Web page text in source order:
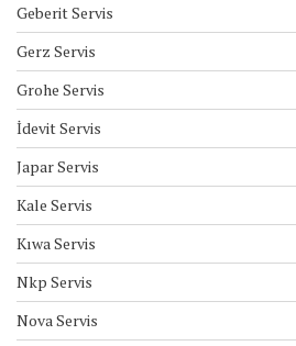
Geberit Servis
Gerz Servis
Grohe Servis
İdevit Servis
Japar Servis
Kale Servis
Kıwa Servis
Nkp Servis
Nova Servis